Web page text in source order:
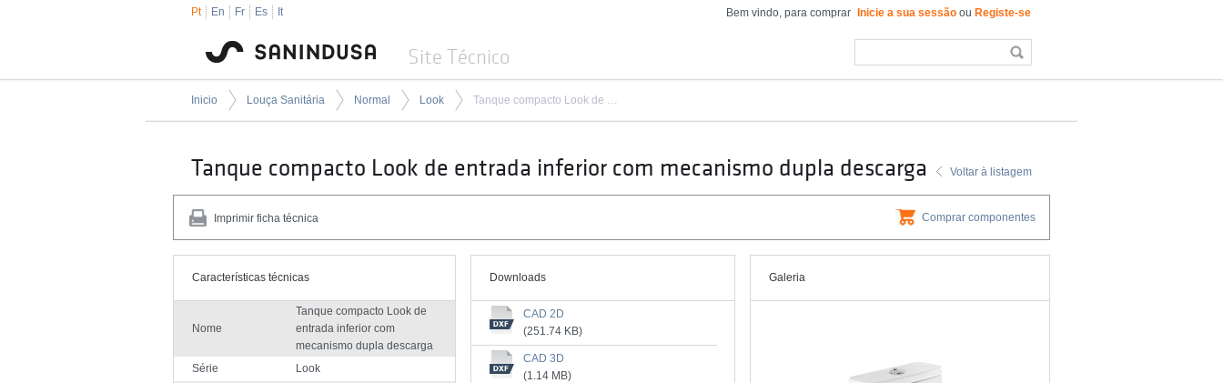
Pt En Fr Es It Bem vindo, para comprar Inicie a sua sessão ou Registe-se
Site Técnico
Inicio Louça Sanitária Normal Look Tanque compacto Look de entrada inferior com mecanismo dupla descarga
Tanque compacto Look de entrada inferior com mecanismo dupla descarga Voltar à listagem
Imprimir ficha técnica Comprar componentes
Características técnicas
Nome
Tanque compacto Look de
entrada inferior com
mecanismo dupla descarga
Série
Look
Downloads
CAD 2D
(251.74 KB)
CAD 3D
(1.14 MB)
Galeria